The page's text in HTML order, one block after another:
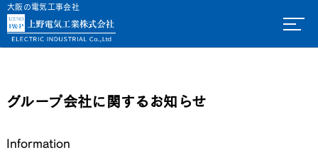
大阪の電気工事会社
グループ会社に関するお知らせ
Information